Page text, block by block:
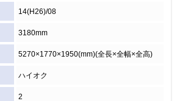
14(H26)/08
3180mm
5270×1770×1950(mm)(全長×全幅×全高)
ハイオク
2